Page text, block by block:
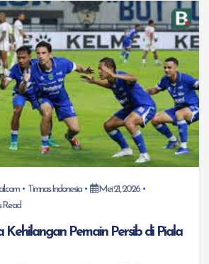
Timnas Indonesia
Mei 21, 2026
Read
Kehilangan Pemain Persib di Piala